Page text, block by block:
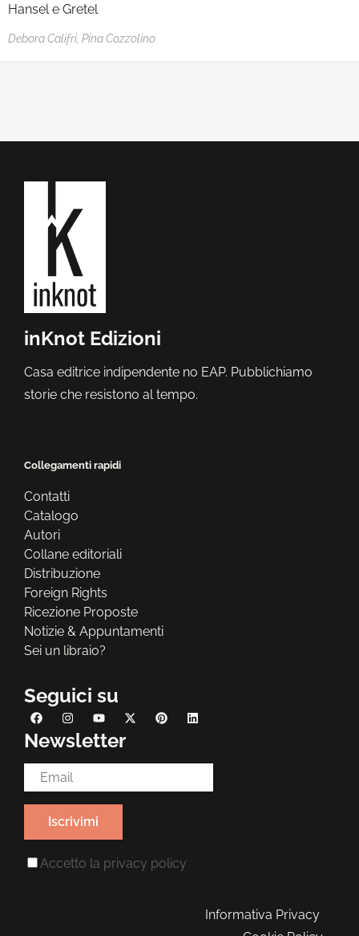
Hansel e Gretel
Debora Califri, Pina Cozzolino
inKnot Edizioni
Casa editrice indipendente no EAP. Pubblichiamo
storie che resistono al tempo.
Collegamenti rapidi
Contatti
Catalogo
Autori
Collane editoriali
Distribuzione
Foreign Rights
Ricezione Proposte
Notizie & Appuntamenti
Sei un libraio?
Seguici su
Newsletter
Email Address*
Accetto la privacy policy
Informativa Privacy